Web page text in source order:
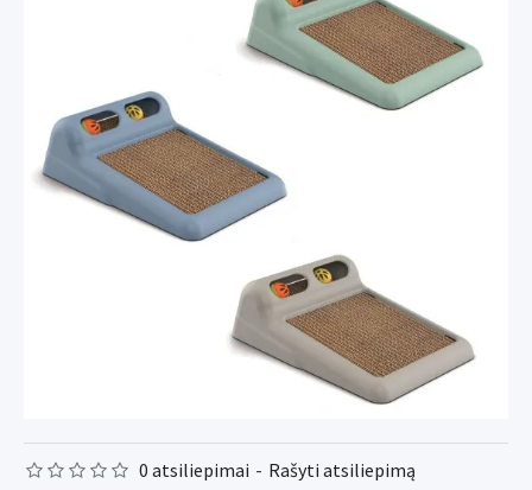
0 atsiliepimai - Rašyti atsiliepimą